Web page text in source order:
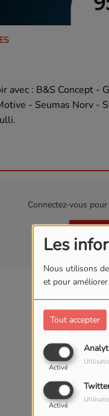
Les
Nous utilisons
et pour
Tout accepter
Activé
Activé
avec : B&S Concept
- Seumas Norv -
Connectez-vous
SE